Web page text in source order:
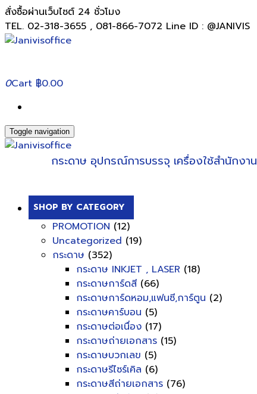
สั่งซื้อผ่านเว็บไซต์ 24 ชั่วโมง
TEL. 02-318-3655 , 081-866-7072 Line ID : @JANIVIS
0Cart ฿0.00
Toggle navigation
กระดาษ อุปกรณ์การบรรจุ เครื่องใช้สำนักงาน
SHOP BY CATEGORY
PROMOTION (12)
Uncategorized (19)
กระดาษ (352)
กระดาษ INKJET , LASER (18)
กระดาษการ์ดสี (66)
กระดาษการ์ดหอม,แฟนซี,การ์ตูน (2)
กระดาษคาร์บอน (5)
กระดาษต่อเนื่อง (17)
กระดาษถ่ายเอกสาร (15)
กระดาษบวกเลข (5)
กระดาษรีไซร์เคิล (6)
กระดาษสีถ่ายเอกสาร (76)